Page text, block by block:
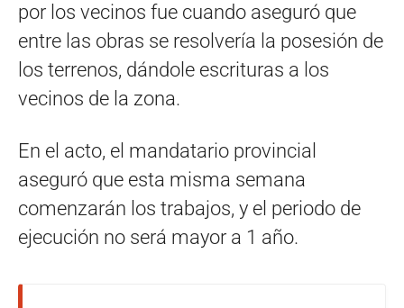
por los vecinos fue cuando aseguró que
entre las obras se resolvería la posesión de
los terrenos, dándole escrituras a los
vecinos de la zona.
En el acto, el mandatario provincial
aseguró que esta misma semana
comenzarán los trabajos, y el periodo de
ejecución no será mayor a 1 año.